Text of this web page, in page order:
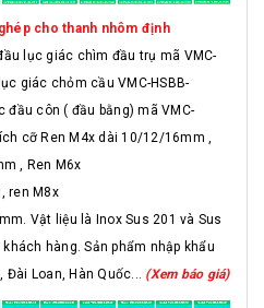
cho thanh nhôm định
lục giác chìm đầu trụ mã VMC-
giác chỏm cầu VMC-HSBB-
côn ( đầu bằng) mã VMC-
cỡ Ren M4x dài 10/12/16mm ,
, Ren M6x
ren M8x
Vật liệu là Inox Sus 201 và Sus
hàng. Sản phẩm nhập khẩu
Đài Loan, Hàn Quốc... (Xem báo giá)